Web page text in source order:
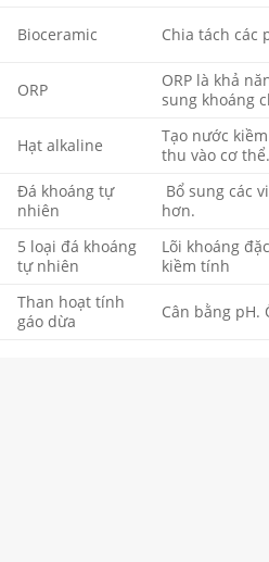
Bioceramic Chia tách
ORP
ORP là khả
sung khoáng
Hạt alkaline
Tạo nước
thu vào cơ
Đá khoáng tự
nhiên
Bổ sung các
hơn.
5 loại đá khoáng
tự nhiên
Lõi khoáng
kiềm tính
Than hoạt tính
gáo dừa
Cân bằng